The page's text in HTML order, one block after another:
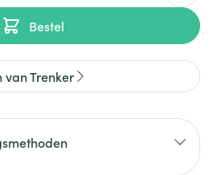
Bestel
Trenker